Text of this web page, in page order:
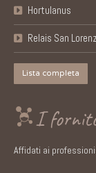
Hortulanus
Relais San
Lista completa
I
Affidati ai